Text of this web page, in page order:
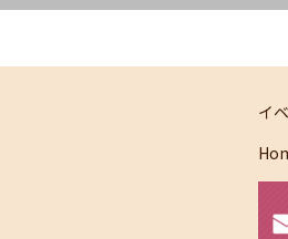
イ